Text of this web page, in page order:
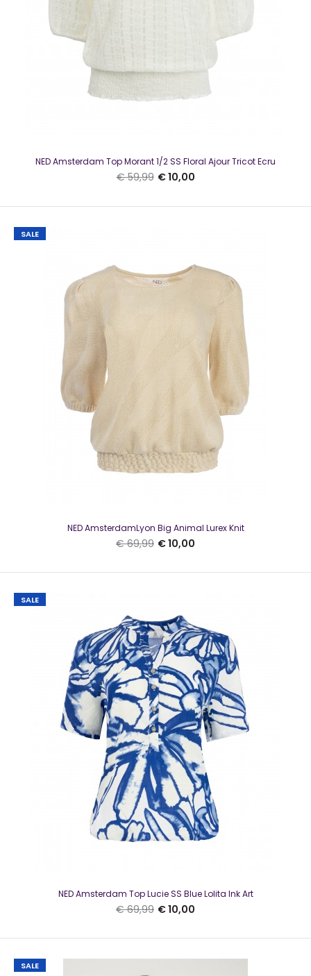
NED Amsterdam Top Morant1/2 SS Floral Ajour Tricot groen
NED Amsterdam Top Morant1/2 SS Floral Ajour Tricot
GroenMooie top met een verfijnde structuur, ronde..
NED Amsterdam Top Morant 1/2 SS Floral Ajour Tricot blauw
€ 59,99 € 10,00
NED Amsterdam Top Morant 1/2 SS Floral Ajour Tricot
blauwMooie top met een verfijnde structuur, rond..
NED Amsterdam Top Morant 1/2 SS Floral Ajour Tricot Ecru
€ 59,99 € 10,00
SALE
NED AmsterdamLyon Big Animal Lurex Knit
€ 69,99 € 10,00
SALE
NED Amsterdam Top Lucie SS Blue Lolita Ink Art
€ 69,99 € 10,00
SALE